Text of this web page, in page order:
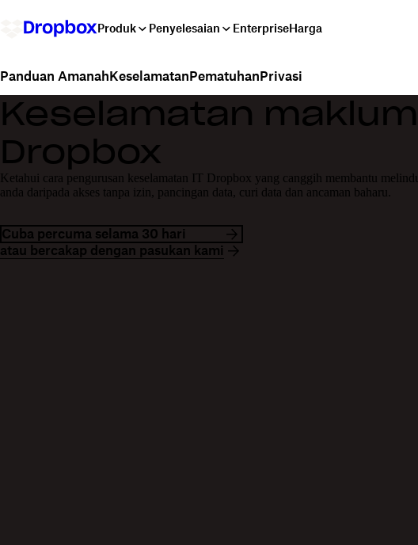
Produk Penyelesaian EnterpriseHarga
Panduan AmanahKeselamatanPematuhanPrivasi
Keselamatan
Dropbox
Ketahui cara pengurusan keselamatan IT Dropbox yang canggih membantu
anda daripada akses tanpa izin, pancingan data, curi data dan ancaman baharu.
Cuba percuma selama 30 hari
atau bercakap dengan pasukan kami